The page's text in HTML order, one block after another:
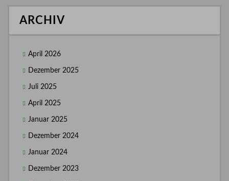
ARCHIV
April 2026
Dezember 2025
Juli 2025
April 2025
Januar 2025
Dezember 2024
Januar 2024
Dezember 2023